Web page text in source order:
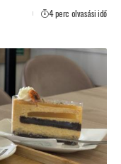
4 perc olvasási idő